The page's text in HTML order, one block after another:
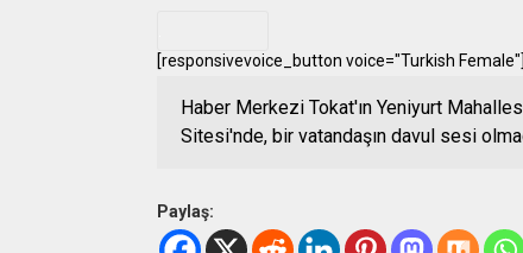
[responsivevoice_button voice="Turkish Female"]
Haber Merkezi Tokat'ın Yeniyurt
Sitesi'nde, bir vatandaşın davul sesi
Paylaş: